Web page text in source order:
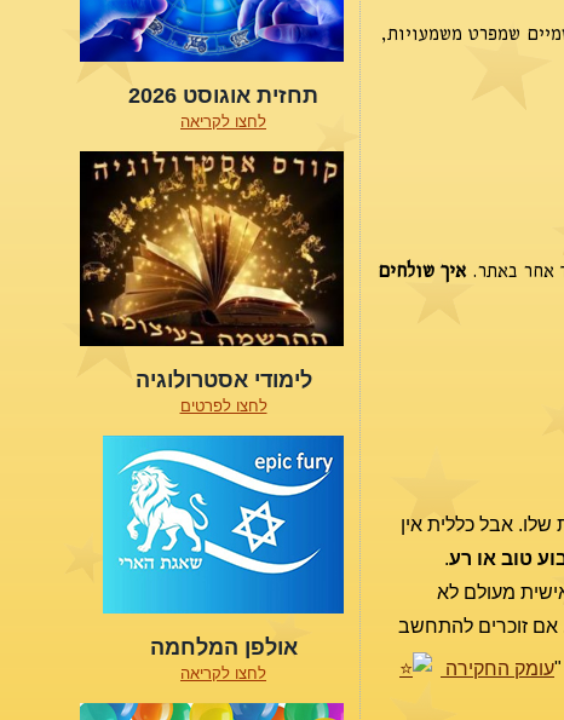
שמפרט משמעויות,
אחר באתר. איך שולחים
אבל כללית אין
טוב או רע.
מעולם לא
אם זוכרים להתחשב
עומק החקירה
תחזית אוגוסט 2026
לחצו לקריאה
לימודי אסטרולוגיה
לחצו לפרטים
אולפן המלחמה
לחצו לקריאה